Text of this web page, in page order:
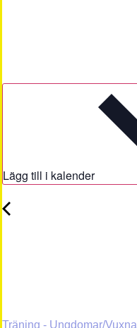
Lägg till i kalender
Träning - Ungdomar/Vuxna